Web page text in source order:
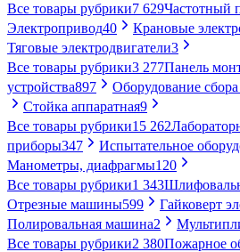
Все товары рубрики7 629Частотный
Электропривод40 Крановые
Тяговые электродвигатели3
Все товары рубрики3 277Панель
устройства897 Оборудование
Стойка аппаратная9
Все товары рубрики15 262
приборы347 Испытательное
Манометры, диафрагмы120
Все товары рубрики1 343
Отрезные машины599 Гайковерт
Полировальная машина2
Все товары рубрики2 380Пожарное